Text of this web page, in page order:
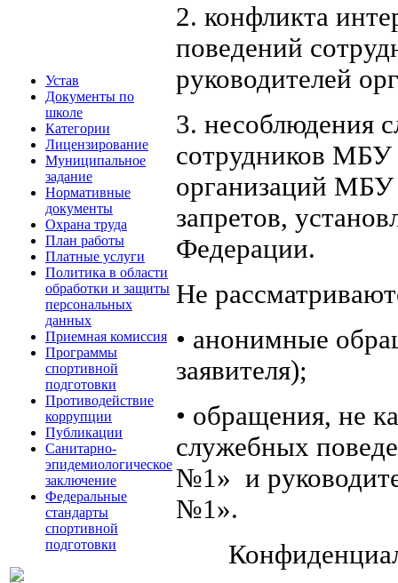
Устав
Документы по
школе
Категории
Лицензирование
Муниципальное
задание
Нормативные
документы
Охрана труда
План работы
Платные услуги
Политика в области
обработки и защиты
персональных
данных
Приемная комиссия
Программы
спортивной
подготовки
Противодействие
коррупции
Публикации
Санитарно-
эпидемиологическое
заключение
Федеральные
стандарты
спортивной
подготовки
2. конфликта
поведений
руководителей
3. несоблюдения
сотрудников
организаций
запретов,
Федерации.
Не
• анонимные
заявителя);
• обращения, не
служебных
№1» и
№1».